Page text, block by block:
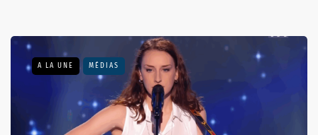
A LA UNE MÉDIAS